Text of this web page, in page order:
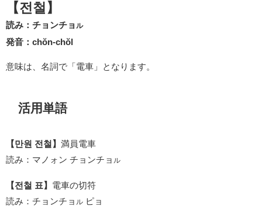
【전철】
読み：チョンチョ ル
発音：chŏn-chŏl
意味は、名詞で「電車」となります。
活用単語
【만원 전철】 満員電車
読み：マノォン チョンチョ ル
【전철 표】 電車の切符
読み：チョンチョ ル ピョ